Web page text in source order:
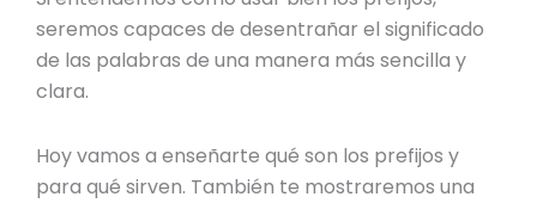
seremos capaces de desentrañar el significado
de las palabras de una manera más sencilla y
clara.
Hoy vamos a enseñarte qué son los prefijos y
para qué sirven. También te mostraremos una